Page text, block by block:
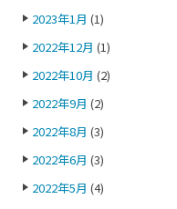
2023年1月 (1)
2022年12月 (1)
2022年10月 (2)
2022年9月 (2)
2022年8月 (3)
2022年6月 (3)
2022年5月 (4)